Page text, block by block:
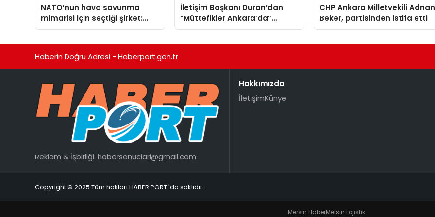
NATO’nun hava savunma
mimarisi için seçtiği şirket:
ASELSAN
İletişim Başkanı Duran’dan
“Müttefikler Ankara’da”
programı paylaşımı
CHP Ankara Milletvekili Adnan
Beker, partisinden istifa etti
Haberin Doğru Adresi - Haberport.gen.tr
Reklam & İşbirliği: habersonuclari@gmail.com
Hakkımızda
İletişimKünye
Copyright © 2025 Tüm hakları HABER PORT 'da saklıdır.
Mersin HaberMersin Lojistik